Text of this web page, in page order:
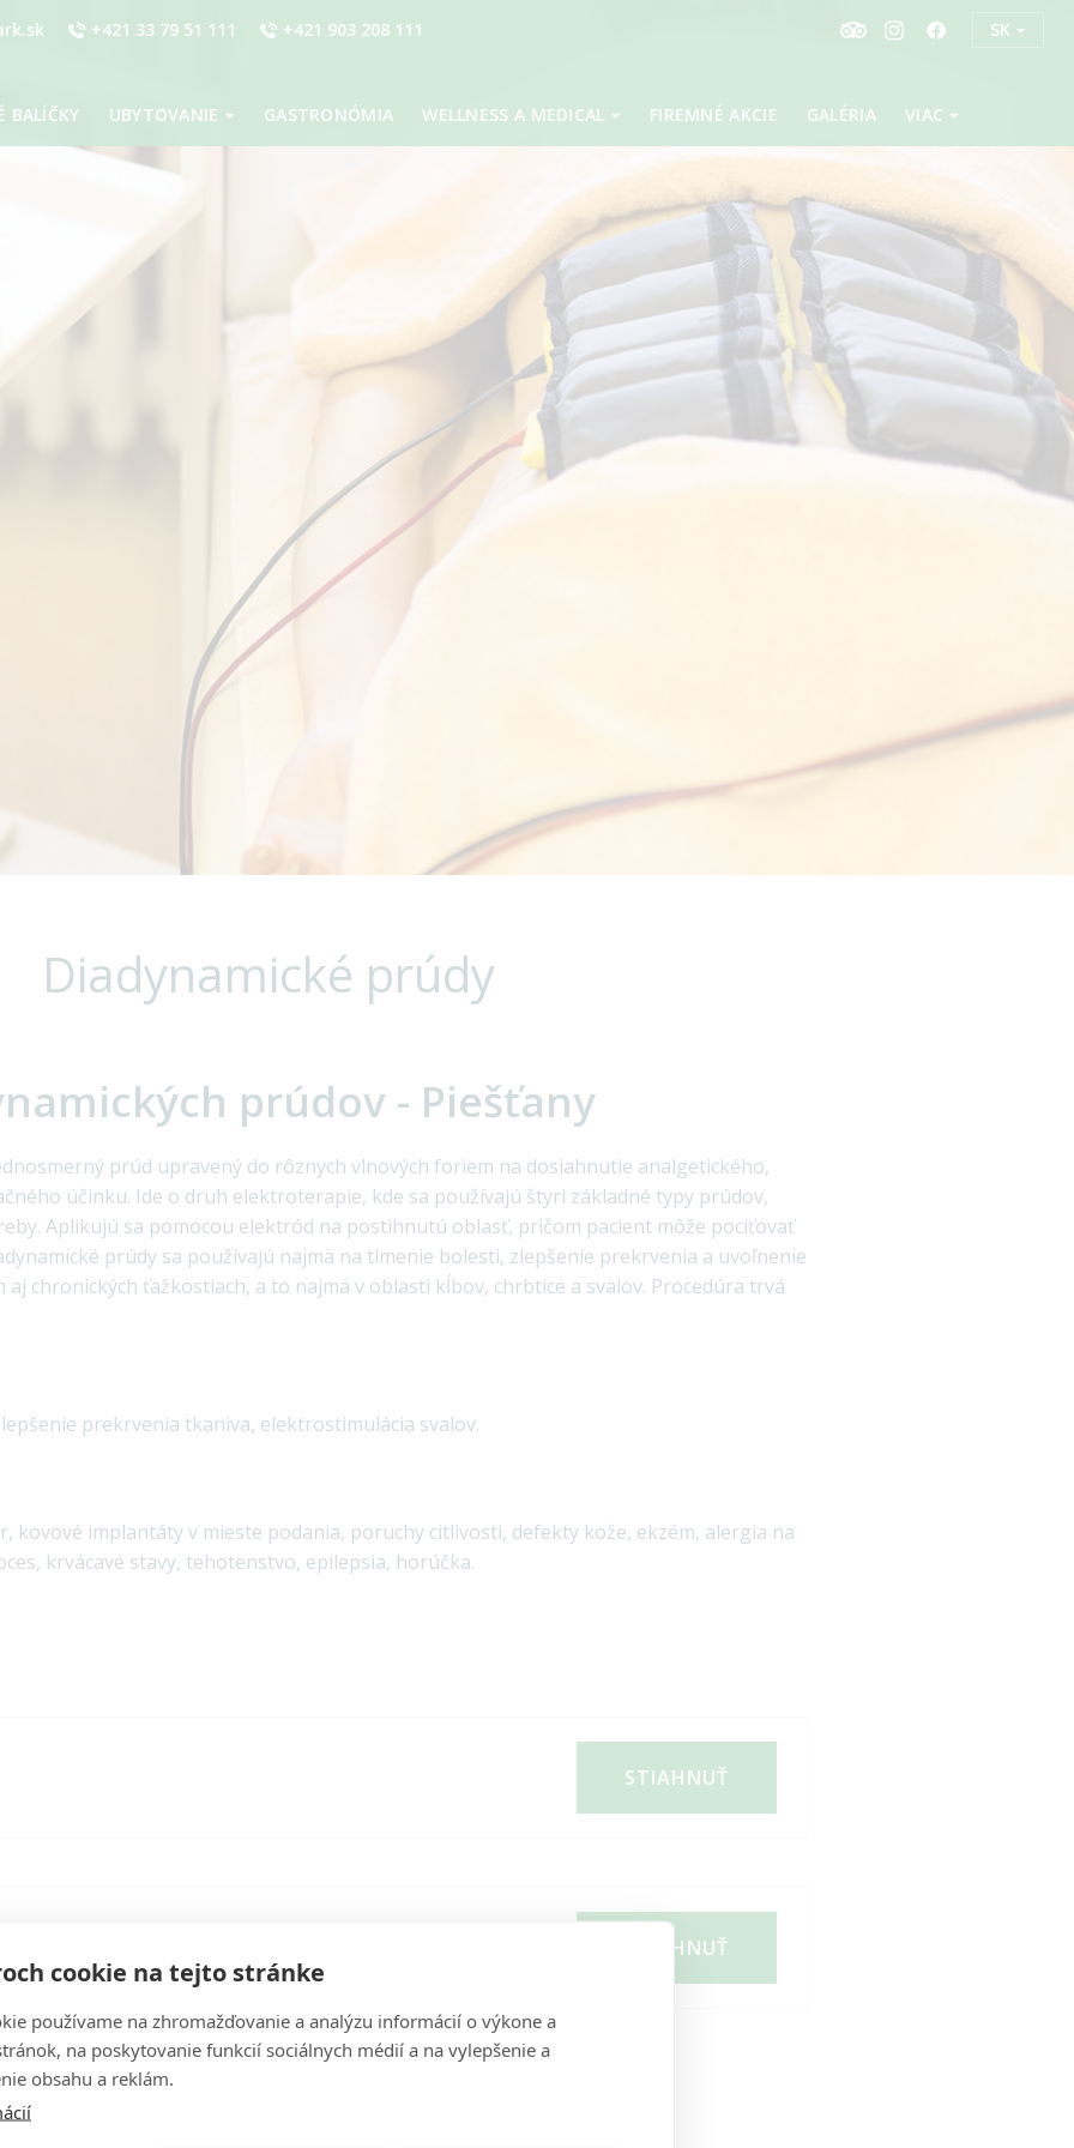
+421 33 79 51 111 +421 903 208 111 SK
BALÍČKY UBYTOVANIE GASTRONÓMIA WELLNESS A MEDICAL FIREMNÉ AKCIE GALÉRIA VIAC
Diadynamické prúdy
prúdov - Piešťany
prúd upravený do rôznych vlnových foriem na dosiahnutie analgetického,
účinku. Ide o druh elektroterapie, kde sa používajú štyri základné typy prúdov,
Aplikujú sa pomocou elektród na postihnutú oblasť, pričom pacient môže pociťovať
prúdy sa používajú najmä na tlmenie bolesti, zlepšenie prekrvenia a uvoľnenie
aj chronických ťažkostiach, a to najmä v oblasti kĺbov, chrbtice a svalov. Procedúra trvá
prekrvenia tkaniva, elektrostimulácia svalov.
kovové implantáty v mieste podania, poruchy citlivosti, defekty kože, ekzém, alergia na
krvácavé stavy, tehotenstvo, epilepsia, horúčka.
STIAHNUŤ
STIAHNUŤ
cookie na tejto stránke
používame na zhromažďovanie a analýzu informácií o výkone a
na poskytovanie funkcií sociálnych médií a na vylepšenie a
obsahu a reklám.